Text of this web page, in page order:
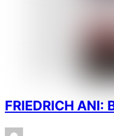
FRIEDRICH ANI: